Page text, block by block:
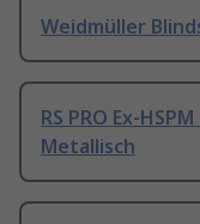
Weidmüller
RS PRO Ex-
Metallisch